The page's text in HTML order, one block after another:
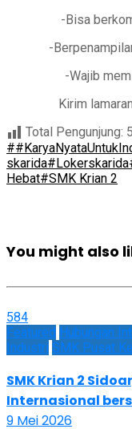
-Bisa
-
-Wajib
Kirim
Total Pengunjung:
skarida#Lokerskarida
Hebat#SMK Krian 2
You might also
584
Featured Hubungan
Industri SMK Pusat
SMK Krian 2
Internasional
9 Mei 2026